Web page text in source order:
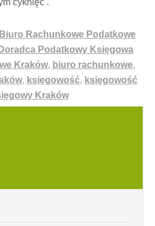
cyknięć .
Rachunkowe Podatkowe
Podatkowy Księgowa
Kraków, biuro rachunkowe,
, księgowość, księgowość
Kraków